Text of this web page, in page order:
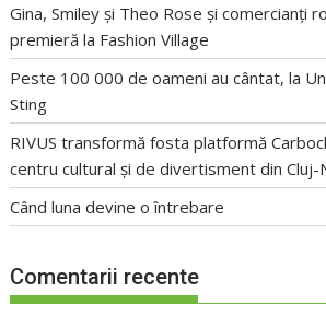
Gina, Smiley și Theo Rose și comercianți
premieră la Fashion Village
Peste 100 000 de oameni au cântat, la
Sting
RIVUS transformă fosta platformă
centru cultural și de divertisment din Cluj-
Când luna devine o întrebare
Comentarii recente